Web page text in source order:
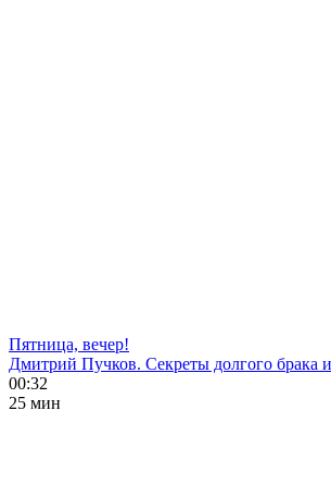
Пятница, вечер!
Дмитрий Пучков. Секреты долгого брака
00:32
25 мин